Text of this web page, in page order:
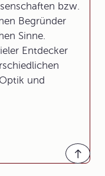
bzw.
Begründer
Sinne.
Entdecker
und